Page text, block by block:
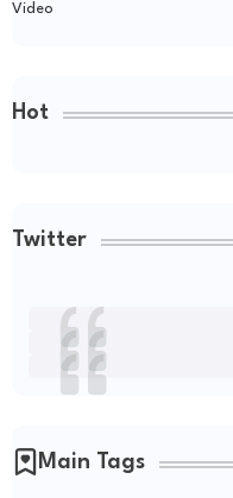
Video
Hot
Twitter
Main Tags